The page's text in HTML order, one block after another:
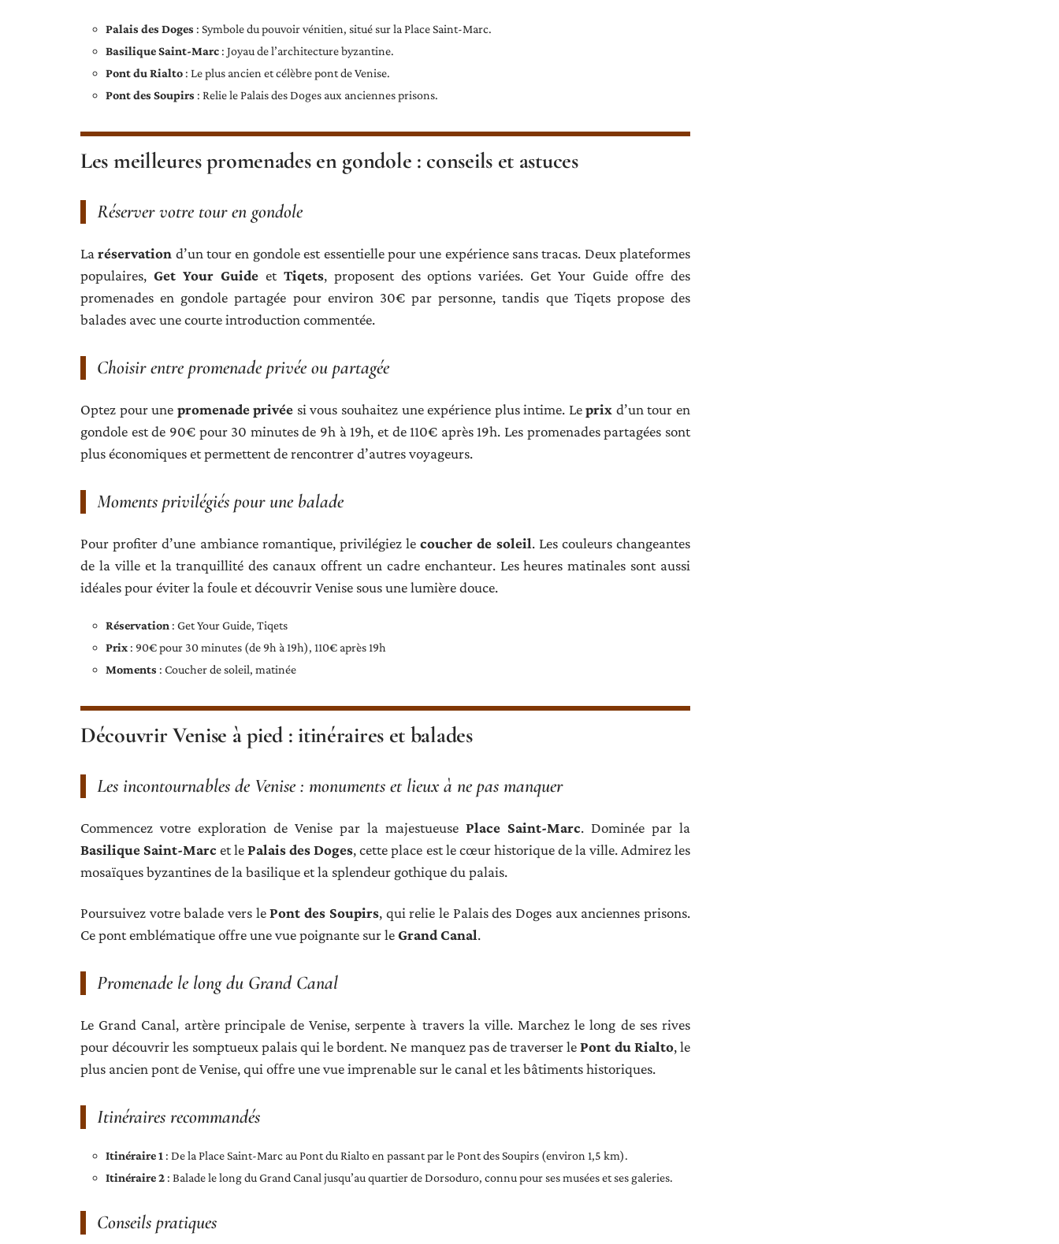
Palais des Doges : Symbole du pouvoir vénitien, situé sur la Place Saint-Marc.
Basilique Saint-Marc : Joyau de l’architecture byzantine.
Pont du Rialto : Le plus ancien et célèbre pont de Venise.
Pont des Soupirs : Relie le Palais des Doges aux anciennes prisons.
Les meilleures promenades en gondole : conseils et astuces
Réserver votre tour en gondole
Laréservation d’un tour en gondole est essentielle pour une expérience sans tracas. Deux plateformes
populaires, Get Your Guideet Tiqets, proposent des options variées. Get Your Guide offre des
promenades en gondole partagée pour environ 30€ par personne, tandis que Tiqets propose des
balades avec une courte introduction commentée.
Choisir entre promenade privée ou partagée
Optez pour une promenade privée si vous souhaitez une expérience plus intime. Leprix d’un tour en
gondole est de 90€ pour 30 minutes de 9h à 19h, et de 110€ après 19h. Les promenades partagées sont
plus économiques et permettent de rencontrer d’autres voyageurs.
Moments privilégiés pour une balade
Pour profiter d’une ambiance romantique, privilégiez lecoucher de soleil. Les couleurs changeantes
de la ville et la tranquillité des canaux offrent un cadre enchanteur. Les heures matinales sont aussi
idéales pour éviter la foule et découvrir Venise sous une lumière douce.
Réservation : Get Your Guide, Tiqets
Prix : 90€ pour 30 minutes (de 9h à 19h), 110€ après 19h
Moments : Coucher de soleil, matinée
Découvrir Venise à pied : itinéraires et balades
Les incontournables de Venise : monuments et lieux à ne pas manquer
Commencez votre exploration de Venise par la majestueuse Place Saint-Marc. Dominée par la
Basilique Saint-Marc et lePalais des Doges, cette place est le cœur historique de la ville. Admirez les
mosaïques byzantines de la basilique et la splendeur gothique du palais.
Poursuivez votre balade vers lePont des Soupirs, qui relie le Palais des Doges aux anciennes prisons.
Ce pont emblématique offre une vue poignante sur leGrand Canal.
Promenade le long du Grand Canal
Le Grand Canal, artère principale de Venise, serpente à travers la ville. Marchez le long de ses rives
pour découvrir les somptueux palais qui le bordent. Ne manquez pas de traverser lePont du Rialto, le
plus ancien pont de Venise, qui offre une vue imprenable sur le canal et les bâtiments historiques.
Itinéraires recommandés
Itinéraire 1 : De la Place Saint-Marc au Pont du Rialto en passant par le Pont des Soupirs (environ 1,5 km).
Itinéraire 2 : Balade le long du Grand Canal jusqu’au quartier de Dorsoduro, connu pour ses musées et ses galeries.
Conseils pratiques